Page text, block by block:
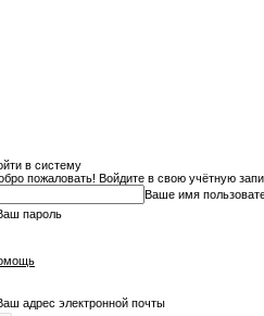
в систему
пожаловать! Войдите в свою учётную
Ваше имя
пароль
адрес электронной почты